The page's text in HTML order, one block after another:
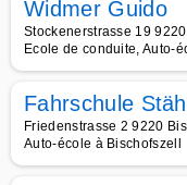
Widmer Guido
Stockenerstrasse 19
Ecole de conduite, Auto-
Fahrschule
Friedenstrasse 2 9220
Auto-école à Bischofszell